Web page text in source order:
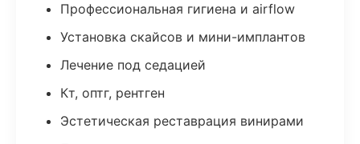
Профессиональная гигиена и airflow
Установка скайсов и мини-имплантов
Лечение под седацией
Кт, оптг, рентген
Эстетическая реставрация винирами